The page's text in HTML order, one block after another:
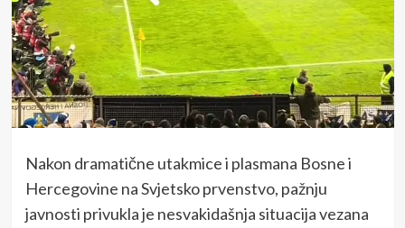
Nakon dramatične utakmice i plasmana Bosne i
Hercegovine na Svjetsko prvenstvo, pažnju
javnosti privukla je nesvakidašnja situacija vezana